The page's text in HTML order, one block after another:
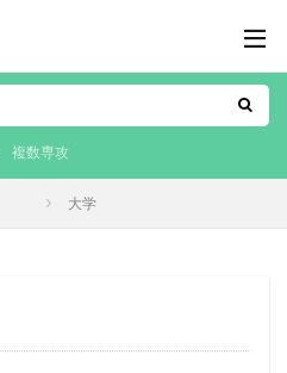
複数専攻
大学